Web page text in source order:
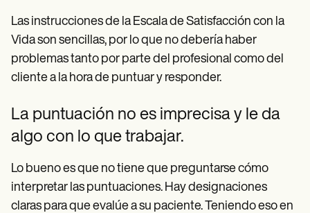
Las instrucciones de la Escala de Satisfacción con la
Vida son sencillas, por lo que no debería haber
problemas tanto por parte del profesional como del
cliente a la hora de puntuar y responder.
La puntuación no es imprecisa y le da
algo con lo que trabajar.
Lo bueno es que no tiene que preguntarse cómo
interpretar las puntuaciones. Hay designaciones
claras para que evalúe a su paciente. Teniendo eso en